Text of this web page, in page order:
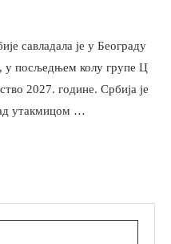
савладала је у Београду
у посљедњем колу групе Ц
2027. године. Србија је
утакмицом …